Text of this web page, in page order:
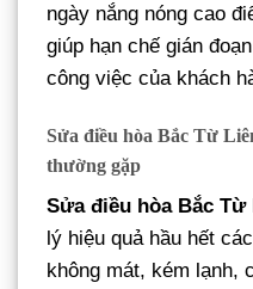
ngày nắng nóng cao
giúp hạn chế gián
công việc của khách
Sửa điều hòa Bắc Từ
thường gặp
Sửa điều hòa Bắc
lý hiệu quả hầu hết
không mát, kém lạnh,